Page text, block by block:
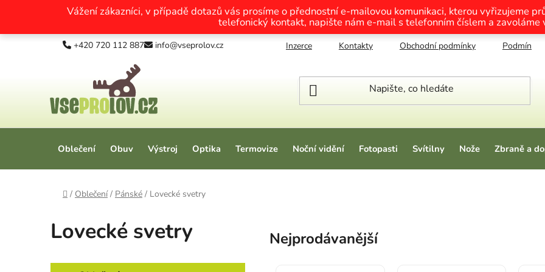
Přejít na obsah
Vážení zákazníci, v případě dotazů vás prosíme o přednostní e-mailovou komunikaci, kterou vyřizujeme
telefonický kontakt, napište nám e-mail s telefonním číslem a zavoláme
+420 720 112 887 info@vseprolov.cz Inzerce Kontakty Obchodní podmínky Podmínky
Oblečení Obuv Výstroj Optika Termovize Noční vidění Fotopasti Svítilny Nože Zbraně a
Domů
/ Oblečení / Pánské / Lovecké svetry
Lovecké svetry
Přeskočit kategorie
Kategorie
Nejprodávanější